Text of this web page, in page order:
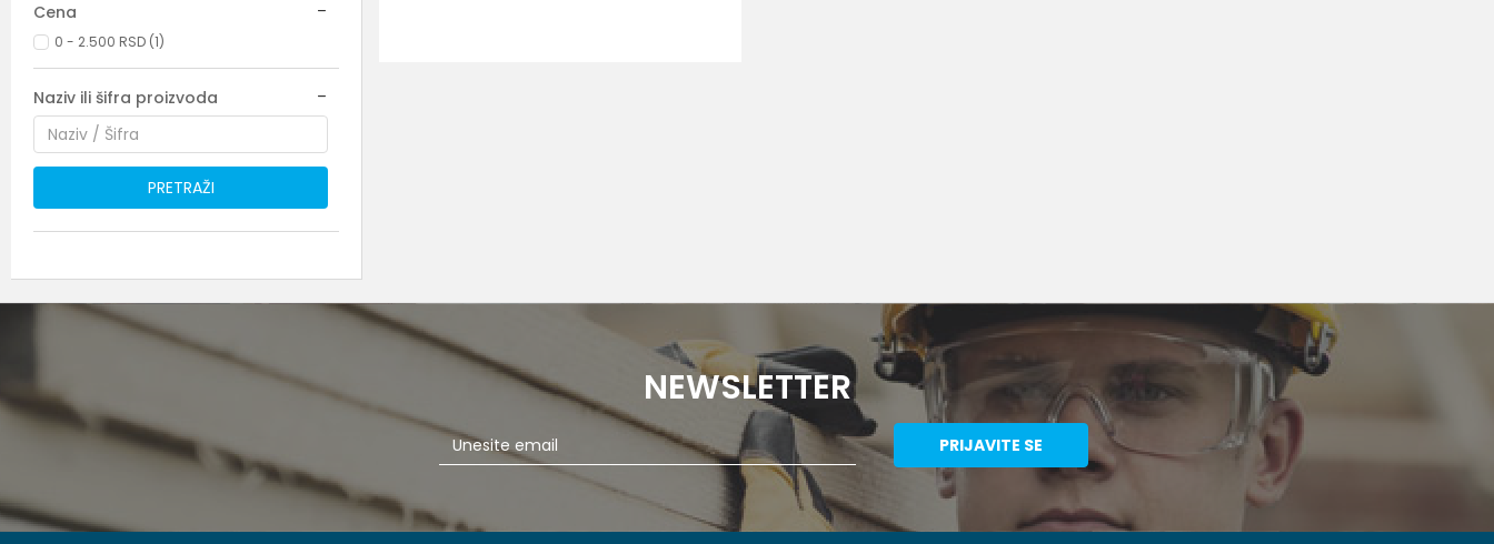
Cena
0 - 2.500 RSD (1)
Naziv ili šifra proizvoda
PRETRAŽI
NEWSLETTER
PRIJAVITE SE